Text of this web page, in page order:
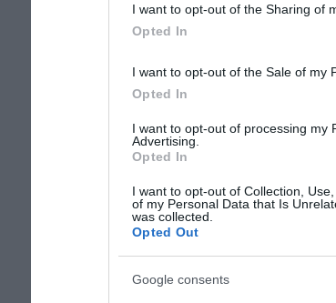
I want to opt-out of the Sharing of
Opted In
I want to opt-out of the Sale of my
Opted In
I want to opt-out of processing my
Advertising.
Opted In
I want to opt-out of Collection,
of my Personal Data that Is
was collected.
Opted Out
Google consents